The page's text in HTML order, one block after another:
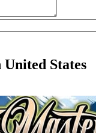
States